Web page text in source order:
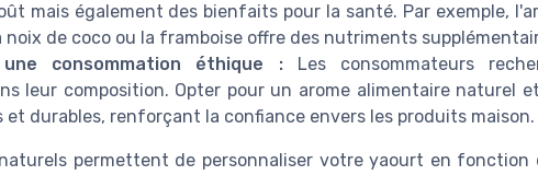
mais également des bienfaits pour la santé. Par exemple,
de coco ou la framboise offre des nutriments
consommation éthique :Les consommateurs
leur composition. Opter pour un arome alimentaire naturel
et durables, renforçant la confiance envers les produits maison.
naturels permettent de personnaliser votre yaourt en fonction